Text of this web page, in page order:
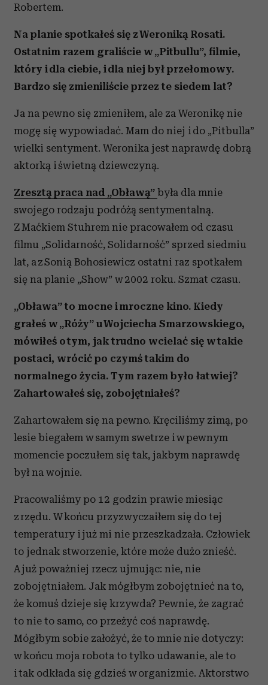
Robertem.
Na planie spotkałeś się z Weroniką Rosati.
Ostatnim razem graliście w „Pitbullu”, filmie,
który i dla ciebie, i dla niej był przełomowy.
Bardzo się zmieniliście przez te siedem lat?
Ja na pewno się zmieniłem, ale za Weronikę nie
mogę się wypowiadać. Mam do niej i do „Pitbulla”
wielki sentyment. Weronika jest naprawdę dobrą
aktorką i świetną dziewczyną.
Zresztą praca nad „Obławą” była dla mnie
swojego rodzaju podróżą sentymentalną.
Z Maćkiem Stuhrem nie pracowałem od czasu
filmu „Solidarność, Solidarność” sprzed siedmiu
lat, a z Sonią Bohosiewicz ostatni raz spotkałem
się na planie „Show” w 2002 roku. Szmat czasu.
„Obława” to mocne i mroczne kino. Kiedy
grałeś w „Róży” u Wojciecha Smarzowskiego,
mówiłeś o tym, jak trudno wcielać się w takie
postaci, wrócić po czymś takim do
normalnego życia. Tym razem było łatwiej?
Zahartowałeś się, zobojętniałeś?
Zahartowałem się na pewno. Kręciliśmy zimą, po
lesie biegałem w samym swetrze i w pewnym
momencie poczułem się tak, jakbym naprawdę
był na wojnie.
Pracowaliśmy po 12 godzin prawie miesiąc
z rzędu. W końcu przyzwyczaiłem się do tej
temperatury i już mi nie przeszkadzała. Człowiek
to jednak stworzenie, które może dużo znieść.
A już poważniej rzecz ujmując: nie, nie
zobojętniałem. Jak mógłbym zobojętnieć na to,
że komuś dzieje się krzywda? Pewnie, że zagrać
to nie to samo, co przeżyć coś naprawdę.
Mógłbym sobie założyć, że to mnie nie dotyczy:
w końcu moja robota to tylko udawanie, ale to
i tak odkłada się gdzieś w organizmie. Aktorstwo